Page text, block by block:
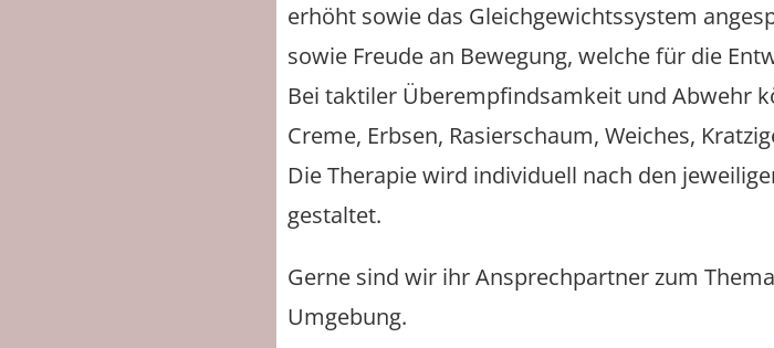
erhöht sowie das Gleichgewichtssystem
sowie Freude an Bewegung, welche für die
Bei taktiler Überempfindsamkeit und Abwehr
Creme, Erbsen, Rasierschaum, Weiches,
Die Therapie wird individuell nach den
gestaltet.
Gerne sind wir ihr Ansprechpartner zum
Umgebung.